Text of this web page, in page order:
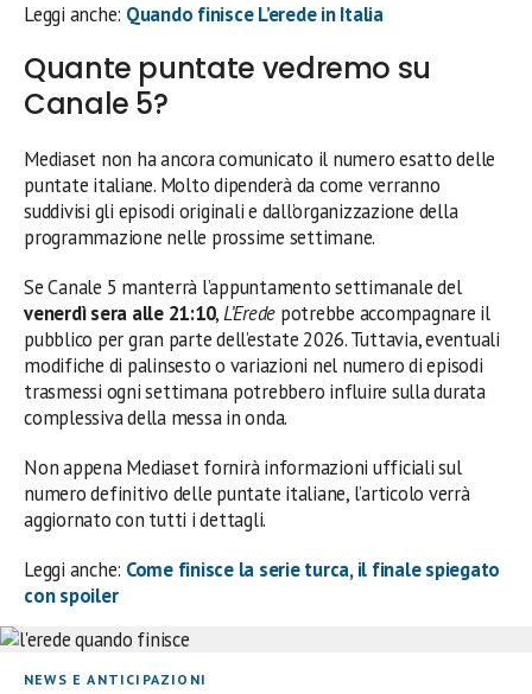
Leggi anche: Quando finisce L’erede in Italia
Quante puntate vedremo su
Canale 5?
Mediaset non ha ancora comunicato il numero esatto delle
puntate italiane. Molto dipenderà da come verranno
suddivisi gli episodi originali e dall’organizzazione della
programmazione nelle prossime settimane.
Se Canale 5 manterrà l’appuntamento settimanale del
venerdì sera alle 21:10,L’Erede potrebbe accompagnare il
pubblico per gran parte dell’estate 2026. Tuttavia, eventuali
modifiche di palinsesto o variazioni nel numero di episodi
trasmessi ogni settimana potrebbero influire sulla durata
complessiva della messa in onda.
Non appena Mediaset fornirà informazioni ufficiali sul
numero definitivo delle puntate italiane, l’articolo verrà
aggiornato con tutti i dettagli.
Leggi anche: Come finisce la serie turca, il finale spiegato
con spoiler
NEWS E ANTICIPAZIONI